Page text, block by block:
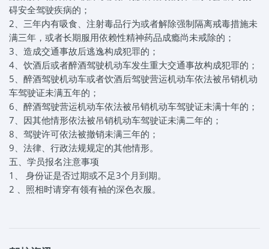
碍安全驾驶疾病的；
2、三年内有吸食、注射毒品行为或者解除强制隔离戒毒措施未
满三年，或者长期服用依赖性精神药品成瘾尚未戒除的；
3、造成交通事故后逃逸构成犯罪的；
4、饮酒后或者醉酒驾驶机动车发生重大交通事故构成犯罪的；
5、醉酒驾驶机动车或者饮酒后驾驶营运机动车依法被吊销机动
车驾驶证未满五年的；
6、醉酒驾驶营运机动车依法被吊销机动车驾驶证未满十年的；
7、因其他情形依法被吊销机动车驾驶证未满二年的；
8、驾驶许可依法被撤销未满三年的；
9、法律、行政法规规定的其他情形。
五、学员报名注意事项
1、 身份证是否过期或不足3个月到期。
2 、照相时请穿有领有袖的深色衣服。